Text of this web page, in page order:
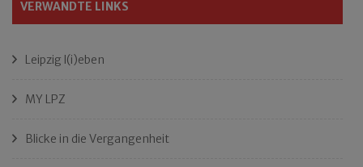
VERWANDTE LINKS
Leipzig l(i)eben
MY LPZ
Blicke in die Vergangenheit